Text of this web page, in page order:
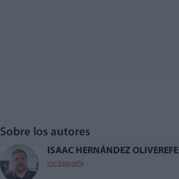
Sobre los autores
ISAAC HERNÁNDEZ OLIVER
Ver biografía
EFE